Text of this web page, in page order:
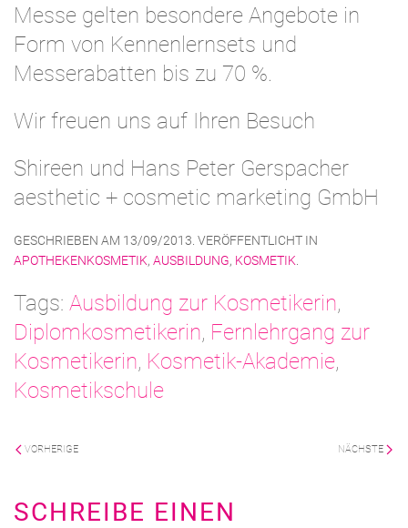
Messe gelten besondere Angebote in
Form von Kennenlernsets und
Messerabatten bis zu 70 %.
Wir freuen uns auf Ihren Besuch
Shireen und Hans Peter Gerspacher
aesthetic + cosmetic marketing GmbH
GESCHRIEBEN AM 13/09/2013 . VERÖFFENTLICHT IN
APOTHEKENKOSMETIK, AUSBILDUNG, KOSMETIK
Tags: Ausbildung zur Kosmetikerin,
Diplomkosmetikerin, Fernlehrgang zur
Kosmetikerin, Kosmetik-Akademie,
Kosmetikschule
VORHERIGE NÄCHSTE
SCHREIBE EINEN